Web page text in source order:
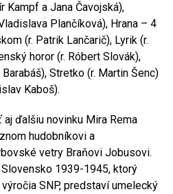
Kampf a Jana Čavojská),
Plančíková), Hrana – 4
(r. Patrik Lančarič), Lyrik (r.
horor (r. Róbert Slovák),
Stretko (r. Martin Šenc)
Kaboš).
ďalšiu novinku Mira Rema
hudobníkovi a
vetry Braňovi Jobusovi.
1939-1945, ktorý
SNP, predstaví umelecký